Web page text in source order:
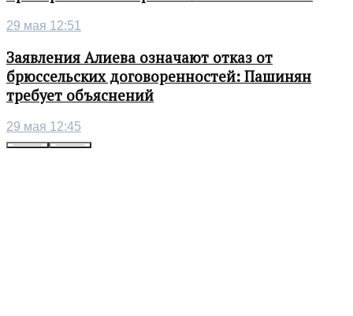
29 мая 12:51
Заявления Алиева означают отказ от
брюссельских договоренностей: Пашинян
требует объяснений
29 мая 12:45